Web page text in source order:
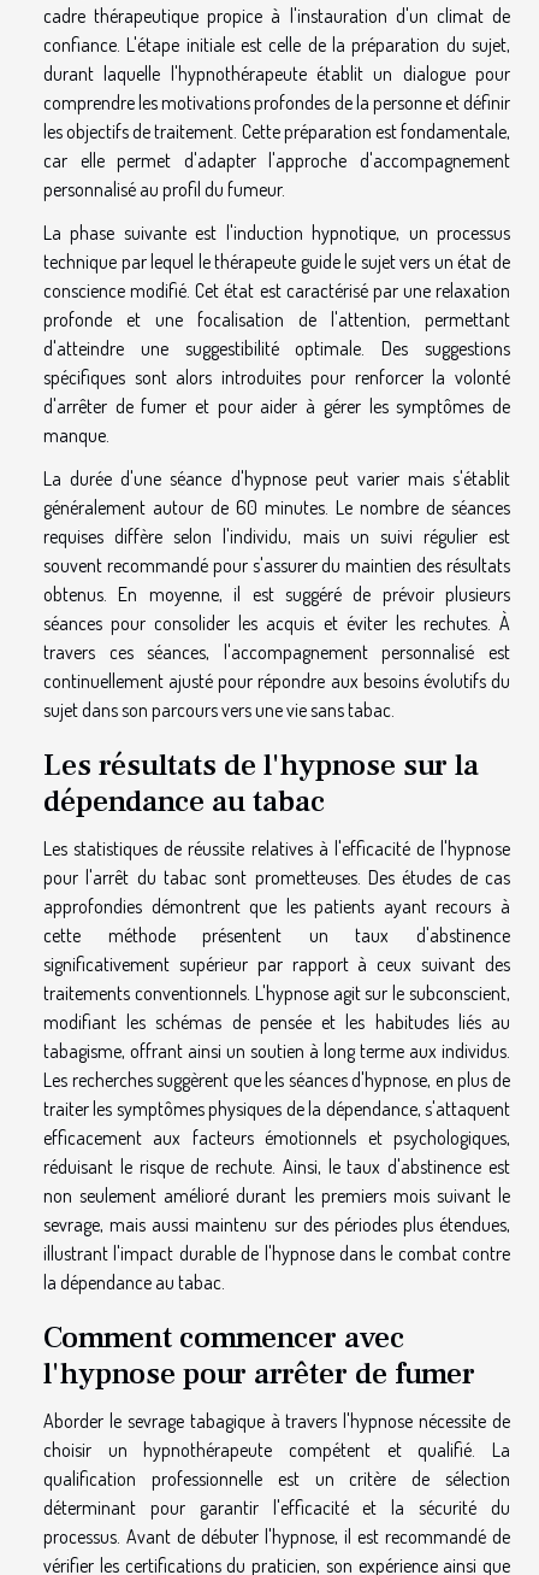
cadre thérapeutique propice à l'instauration d'un climat de
confiance. L'étape initiale est celle de la préparation du sujet,
durant laquelle l'hypnothérapeute établit un dialogue pour
comprendre les motivations profondes de la personne et définir
les objectifs de traitement. Cette préparation est fondamentale,
car elle permet d'adapter l'approche d'accompagnement
personnalisé au profil du fumeur.
La phase suivante est l'induction hypnotique, un processus
technique par lequel le thérapeute guide le sujet vers un état de
conscience modifié. Cet état est caractérisé par une relaxation
profonde et une focalisation de l'attention, permettant
d'atteindre une suggestibilité optimale. Des suggestions
spécifiques sont alors introduites pour renforcer la volonté
d'arrêter de fumer et pour aider à gérer les symptômes de
manque.
La durée d'une séance d'hypnose peut varier mais s'établit
généralement autour de 60 minutes. Le nombre de séances
requises diffère selon l'individu, mais un suivi régulier est
souvent recommandé pour s'assurer du maintien des résultats
obtenus. En moyenne, il est suggéré de prévoir plusieurs
séances pour consolider les acquis et éviter les rechutes. À
travers ces séances, l'accompagnement personnalisé est
continuellement ajusté pour répondre aux besoins évolutifs du
sujet dans son parcours vers une vie sans tabac.
Les résultats de l'hypnose sur la
dépendance au tabac
Les statistiques de réussite relatives à l'efficacité de l'hypnose
pour l'arrêt du tabac sont prometteuses. Des études de cas
approfondies démontrent que les patients ayant recours à
cette méthode présentent un taux d'abstinence
significativement supérieur par rapport à ceux suivant des
traitements conventionnels. L'hypnose agit sur le subconscient,
modifiant les schémas de pensée et les habitudes liés au
tabagisme, offrant ainsi un soutien à long terme aux individus.
Les recherches suggèrent que les séances d'hypnose, en plus de
traiter les symptômes physiques de la dépendance, s'attaquent
efficacement aux facteurs émotionnels et psychologiques,
réduisant le risque de rechute. Ainsi, le taux d'abstinence est
non seulement amélioré durant les premiers mois suivant le
sevrage, mais aussi maintenu sur des périodes plus étendues,
illustrant l'impact durable de l'hypnose dans le combat contre
la dépendance au tabac.
Comment commencer avec
l'hypnose pour arrêter de fumer
Aborder le sevrage tabagique à travers l'hypnose nécessite de
choisir un hypnothérapeute compétent et qualifié. La
qualification professionnelle est un critère de sélection
déterminant pour garantir l'efficacité et la sécurité du
processus. Avant de débuter l'hypnose, il est recommandé de
vérifier les certifications du praticien, son expérience ainsi que